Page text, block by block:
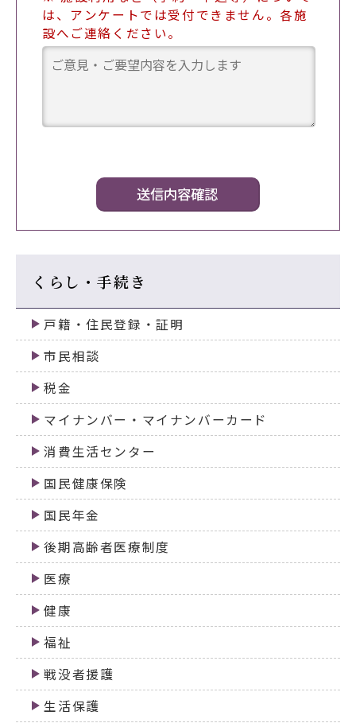
は、アンケートでは受付できません。各施
設へご連絡ください。
くらし・手続き
戸籍・住民登録・証明
市民相談
税金
マイナンバー・マイナンバーカード
消費生活センター
国民健康保険
国民年金
後期高齢者医療制度
医療
健康
福祉
戦没者援護
生活保護